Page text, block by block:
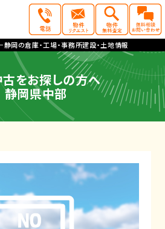
静岡の倉庫・工場・事務所建設・土地情報
古をお探しの方へ
静岡県中部